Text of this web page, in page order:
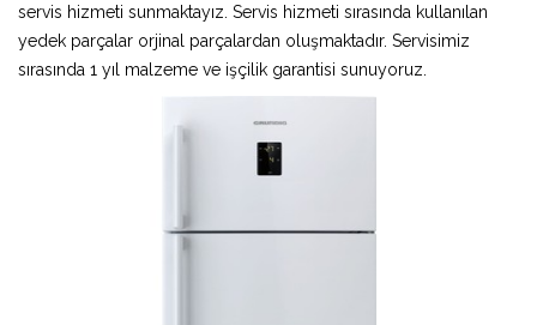
servis hizmeti sunmaktayız. Servis hizmeti sırasında kullanılan
yedek parçalar orjinal parçalardan oluşmaktadır. Servisimiz
sırasında 1 yıl malzeme ve işçilik garantisi sunuyoruz.